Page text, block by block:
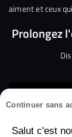
Continuer sans
Salut c'est
aiment et ceux
Prolongez